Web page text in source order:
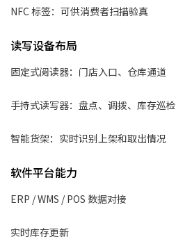
NFC 标签：可供消费者扫描验真
读写设备布局
固定式阅读器：门店入口、仓库通道
手持式读写器：盘点、调拨、库存巡检
智能货架：实时识别上架和取出情况
软件平台能力
ERP / WMS / POS 数据对接
实时库存更新